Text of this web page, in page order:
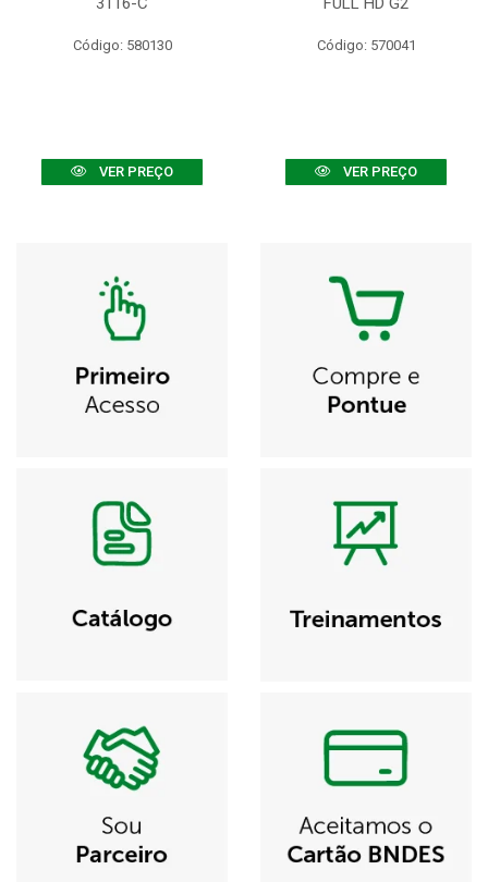
Código: 580130
VER PREÇO
Código: 570041
VER PREÇO